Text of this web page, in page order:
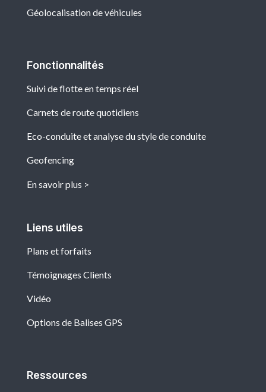
Géolocalisation de véhicules
Fonctionnalités
Suivi de flotte en temps réel
Carnets de route quotidiens
Eco-conduite et analyse du style de conduite
Geofencing
En savoir plus
Liens utiles
Plans et forfaits
Témoignages Clients
Vidéo
Options de Balises GPS
Ressources